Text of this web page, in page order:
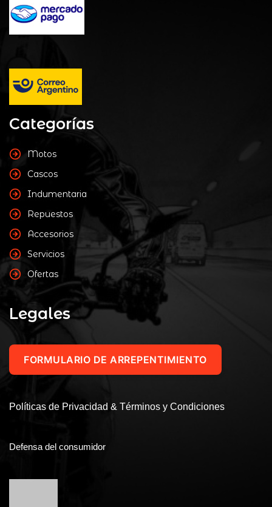
Categorías
Motos
Cascos
Indumentaria
Repuestos
Accesorios
Servicios
Ofertas
Legales
FORMULARIO DE ARREPENTIMIENTO
Políticas de Privacidad & Términos y Condiciones
Defensa del consumidor